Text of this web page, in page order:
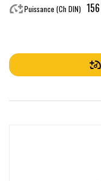
Puissance (Ch DIN) 156